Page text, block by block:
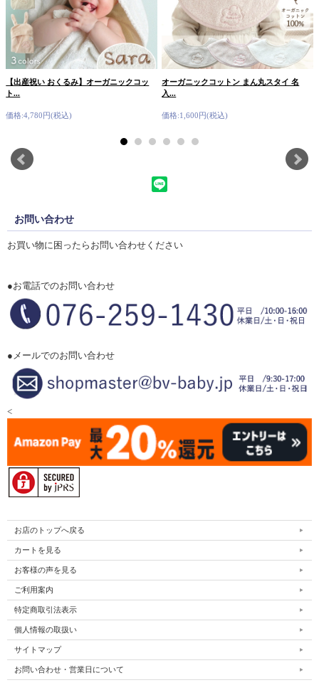
【出産祝い おくるみ】オーガニックコッ
ト...
価格:4,780円(税込)
オーガニックコットン まん丸スタイ 名
入...
価格:1,600円(税込)
お問い合わせ
お買い物に困ったらお問い合わせください
●お電話でのお問い合わせ
●メールでのお問い合わせ
<
お店のトップへ戻る
カートを見る
お客様の声を見る
ご利用案内
特定商取引法表示
個人情報の取扱い
サイトマップ
お問い合わせ・営業日について